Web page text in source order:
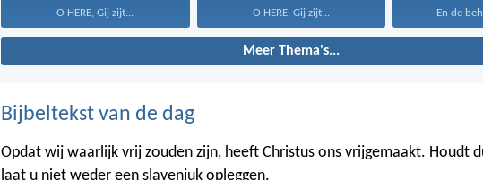
O HERE, Gij zijt... O HERE, Gij zijt... En de
Meer Thema's...
Bijbeltekst van de dag
Opdat wij waarlijk vrij zouden zijn, heeft Christus ons vrijgemaakt. Houdt
laat u niet weder een slavenjuk opleggen.